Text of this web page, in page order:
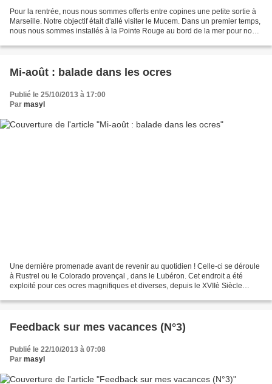
Pour la rentrée, nous nous sommes offerts entre copines une petite sortie à
Marseille. Notre objectif était d'allé visiter le Mucem. Dans un premier temps,
nous nous sommes installés à la Pointe Rouge au bord de la mer pour nous
Mi-août : balade dans les ocres
Publié le 25/10/2013 à 17:00
Par masyl
Une dernière promenade avant de revenir au quotidien ! Celle-ci se déroule
à Rustrel ou le Colorado provençal , dans le Lubéron. Cet endroit a été
exploité pour ces ocres magnifiques et diverses, depuis le XVIIè Siècle
Feedback sur mes vacances (N°3)
Publié le 22/10/2013 à 07:08
Par masyl